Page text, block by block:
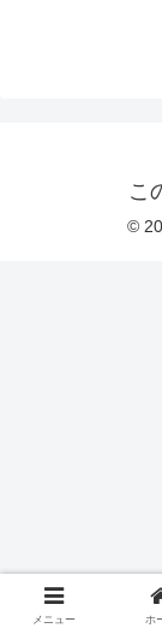
こ
©
メニュー ホ